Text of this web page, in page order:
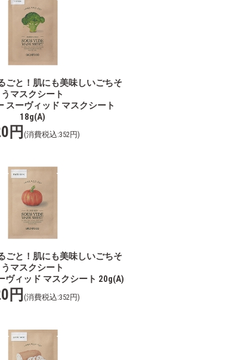
ごと！肌にも美味しいごちそ
うマスクシート
スーヴィッド マスクシート
18g(A)
円 (消費税込:352円)
ごと！肌にも美味しいごちそ
うマスクシート
ヴィッド マスクシート 20g(A)
円 (消費税込:352円)